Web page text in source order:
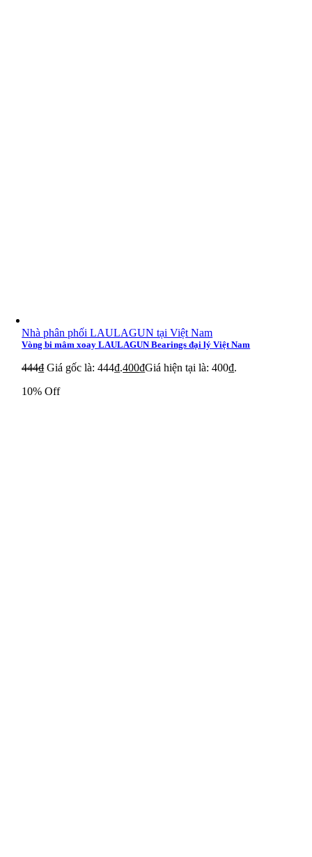
Nhà phân phối LAULAGUN tại Việt Nam
Vòng bi mâm xoay LAULAGUN Bearings đại lý Việt Nam
444₫ Giá gốc là: 444₫.400₫Giá hiện tại là: 400₫.
10% Off